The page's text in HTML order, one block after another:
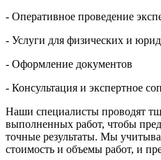
- Оперативное проведение
- Услуги для физических и
- Оформление документов
- Консультация и экспертное
Наши специалисты проводят
выполненных работ, чтобы
точные результаты. Мы
стоимость и объемы работ, и